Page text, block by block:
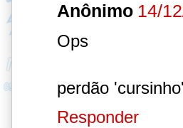
Anônimo 14/
Ops
perdão 'cursinho'
Responder